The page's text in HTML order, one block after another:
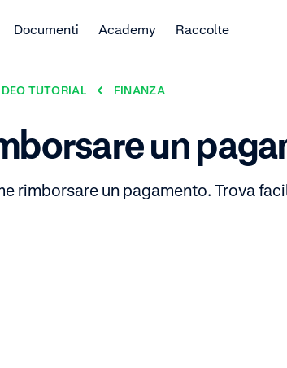
Documenti Academy Raccolte
TUTORIAL FINANZA
un
rimborsare un pagamento. Trova